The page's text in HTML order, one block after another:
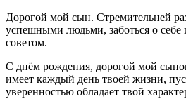
Дорогой мой сын. Стремительней
успешными людьми, заботься о
советом.
С днём рождения, дорогой мой
имеет каждый день твоей жизни,
уверенностью обладает твой